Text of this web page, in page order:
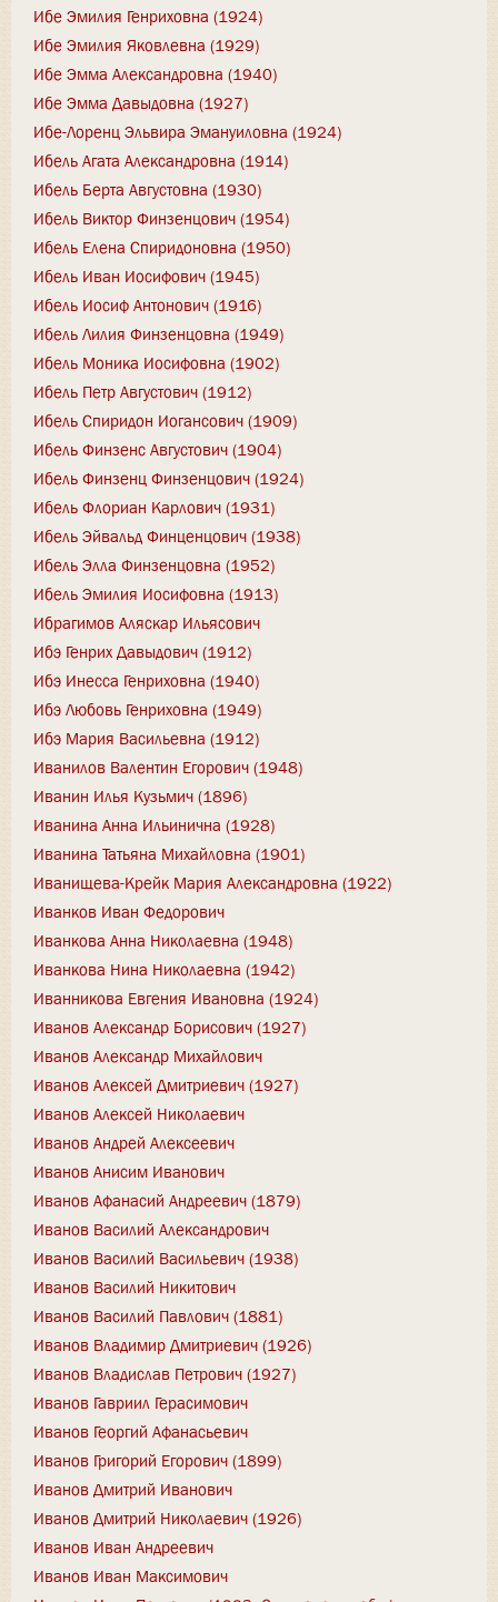
Ибе Эмилия Генриховна (1924)
Ибе Эмилия Яковлевна (1929)
Ибе Эмма Александровна (1940)
Ибе Эмма Давыдовна (1927)
Ибе-Лоренц Эльвира Эмануиловна (1924)
Ибель Агата Александровна (1914)
Ибель Берта Августовна (1930)
Ибель Виктор Финзенцович (1954)
Ибель Елена Спиридоновна (1950)
Ибель Иван Иосифович (1945)
Ибель Иосиф Антонович (1916)
Ибель Лилия Финзенцовна (1949)
Ибель Моника Иосифовна (1902)
Ибель Петр Августович (1912)
Ибель Спиридон Иогансович (1909)
Ибель Финзенс Августович (1904)
Ибель Финзенц Финзенцович (1924)
Ибель Флориан Карлович (1931)
Ибель Эйвальд Финценцович (1938)
Ибель Элла Финзенцовна (1952)
Ибель Эмилия Иосифовна (1913)
Ибрагимов Аляскар Ильясович
Ибэ Генрих Давыдович (1912)
Ибэ Инесса Генриховна (1940)
Ибэ Любовь Генриховна (1949)
Ибэ Мария Васильевна (1912)
Иванилов Валентин Егорович (1948)
Иванин Илья Кузьмич (1896)
Иванина Анна Ильинична (1928)
Иванина Татьяна Михайловна (1901)
Иванищева-Крейк Мария Александровна (1922)
Иванков Иван Федорович
Иванкова Анна Николаевна (1948)
Иванкова Нина Николаевна (1942)
Иванникова Евгения Ивановна (1924)
Иванов Александр Борисович (1927)
Иванов Александр Михайлович
Иванов Алексей Дмитриевич (1927)
Иванов Алексей Николаевич
Иванов Андрей Алексеевич
Иванов Анисим Иванович
Иванов Афанасий Андреевич (1879)
Иванов Василий Александрович
Иванов Василий Васильевич (1938)
Иванов Василий Никитович
Иванов Василий Павлович (1881)
Иванов Владимир Дмитриевич (1926)
Иванов Владислав Петрович (1927)
Иванов Гавриил Герасимович
Иванов Георгий Афанасьевич
Иванов Григорий Егорович (1899)
Иванов Дмитрий Иванович
Иванов Дмитрий Николаевич (1926)
Иванов Иван Андреевич
Иванов Иван Максимович